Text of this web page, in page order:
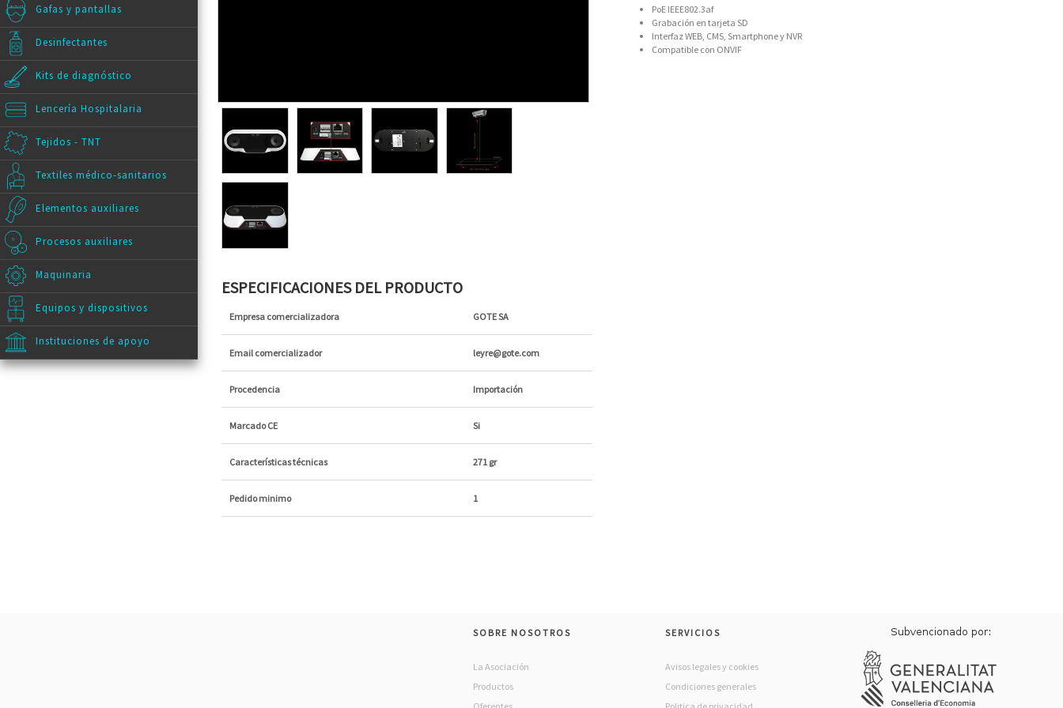
Gafas y pantallas
Desinfectantes
Kits de diagnóstico
Lencería Hospitalaria
Tejidos - TNT
Textiles médico-sanitarios
Elementos auxiliares
Procesos auxiliares
Maquinaria
Equipos y dispositivos
Instituciones de apoyo
ESPECIFICACIONES DEL PRODUCTO
Empresa comercializadora GOTE SA
Email comercializador leyre@gote.com
Procedencia Importación
Marcado CE Si
Características técnicas 271 gr
Pedido minimo 1
PoE IEEE802.3af
Grabación en tarjeta SD
Interfaz WEB, CMS, Smartphone y NVR
Compatible con ONVIF
SOBRE NOSOTROS
La Asociación
Productos
SERVICIOS
Avisos legales y cookies
Condiciones generales